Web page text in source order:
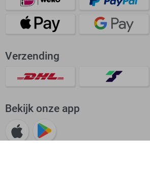
Verzending
Bekijk onze app